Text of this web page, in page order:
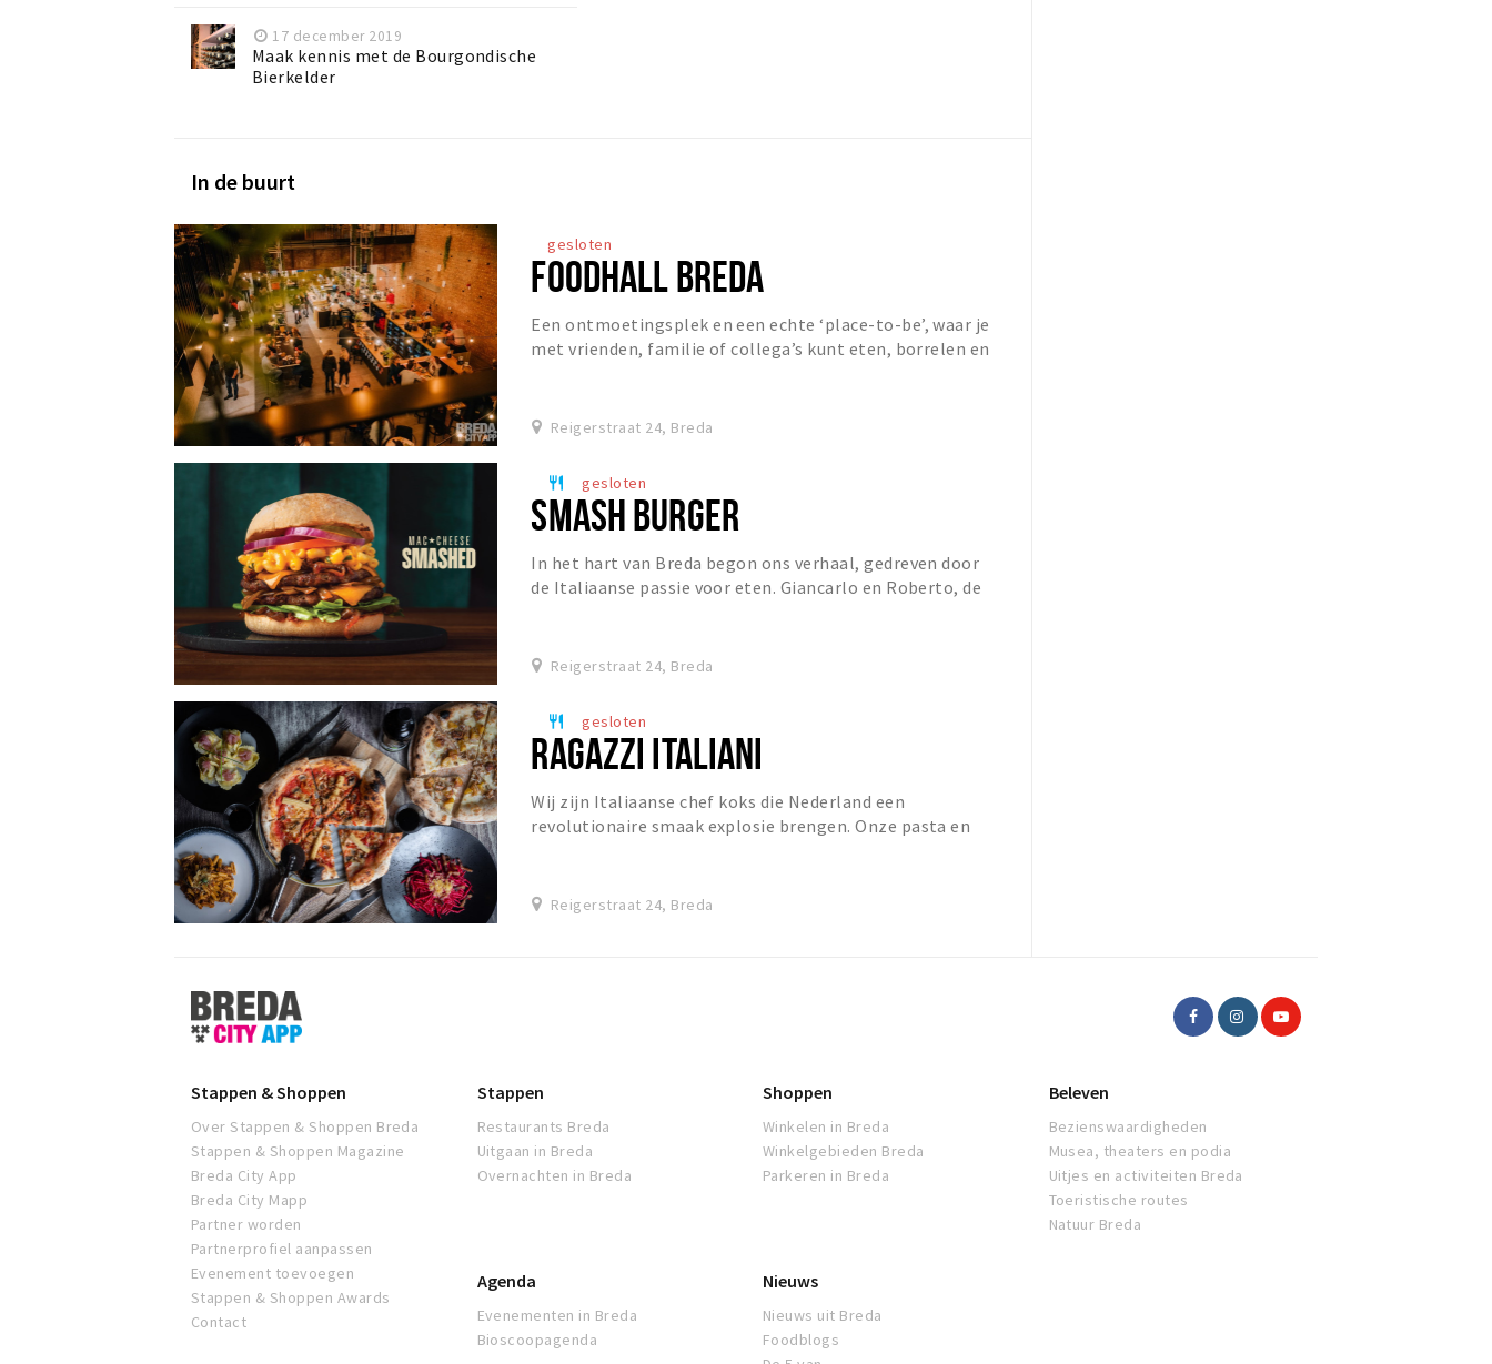
17 december 2019
Maak kennis met de Bourgondische
Bierkelder
In de buurt
gesloten
FOODHALL BREDA
​Een ontmoetingsplek en een echte ‘place-to-be’, waar je
met vrienden, familie of collega’s kunt eten, borrelen en
Reigerstraat 24, Breda
restaurant gesloten
SMASH BURGER
In het hart van Breda begon ons verhaal, gedreven door
de Italiaanse passie voor eten. Giancarlo en Roberto, de
Reigerstraat 24, Breda
restaurant gesloten
RAGAZZI ITALIANI
Wij zijn Italiaanse chef koks die Nederland een
revolutionaire smaak explosie brengen. Onze pasta en
Reigerstraat 24, Breda
Stappen
&
Shoppen
Stappen & Shoppen
Over Stappen & Shoppen Breda
Stappen & Shoppen Magazine
Breda City App
Breda City Mapp
Partner worden
Partnerprofiel aanpassen
Evenement toevoegen
Stappen & Shoppen Awards
Contact
Stappen
Restaurants Breda
Uitgaan in Breda
Overnachten in Breda
Shoppen
Winkelen in Breda
Winkelgebieden Breda
Parkeren in Breda
Beleven
Bezienswaardigheden
Musea, theaters en podia
Uitjes en activiteiten Breda
Toeristische routes
Natuur Breda
Agenda
Evenementen in Breda
Bioscoopagenda
Nieuws
Nieuws uit Breda
Foodblogs